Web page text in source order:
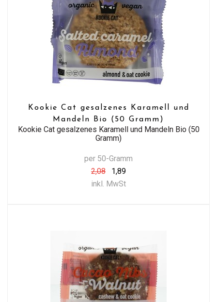
Kookie Cat gesalzenes Karamell und
Mandeln Bio (50 Gramm)
Kookie Cat gesalzenes Karamell und Mandeln Bio (50
Gramm)
per 50-Gramm
2,08
1,89
inkl. MwSt